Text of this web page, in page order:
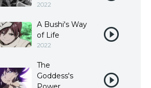
2022
A Bushi's Way
of Life
2022
The
Goddess's